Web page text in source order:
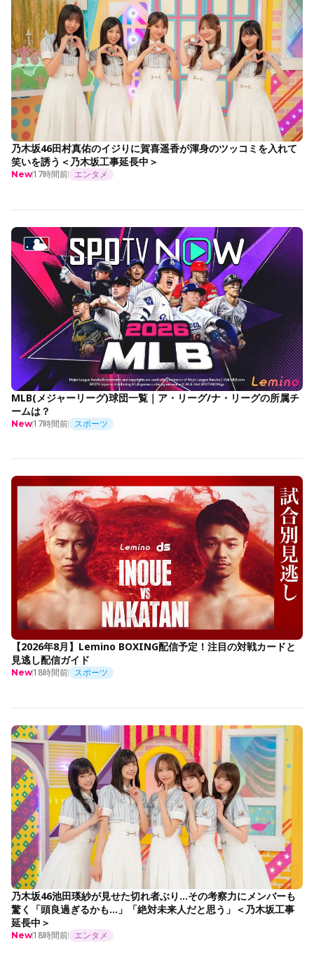
乃木坂46田村真佑のイジりに賀喜遥香が渾身のツッコミを入れて
笑いを誘う＜乃木坂工事延長中＞
New17時間前 エンタメ
MLB(メジャーリーグ)球団一覧｜ア・リーグ/ナ・リーグの所属チ
ームは？
New17時間前 スポーツ
【2026年8月】Lemino BOXING配信予定！注目の対戦カードと
見逃し配信ガイド
New18時間前 スポーツ
乃木坂46池田瑛紗が見せた切れ者ぶり…その考察力にメンバーも
驚く「頭良過ぎるかも…」「絶対未来人だと思う」＜乃木坂工事
延長中＞
New18時間前 エンタメ